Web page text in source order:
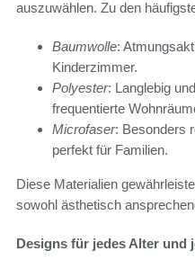
auszuwählen. Zu den
Baumwolle:
Kinderzimmer.
Polyester: Langlebig
frequentierte
Microfaser: Besonders
perfekt für Familien.
Diese Materialien
sowohl ästhetisch
Designs für jedes Alter und